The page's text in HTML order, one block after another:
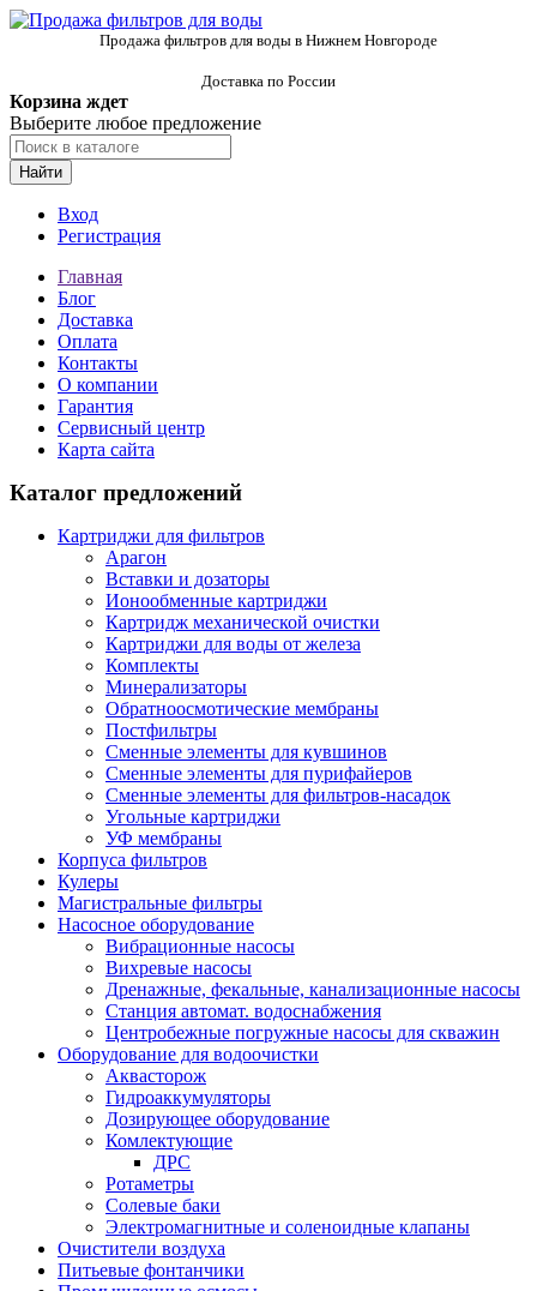
Продажа фильтров для воды в Нижнем Новгороде
Доставка по России
Корзина ждет
Выберите любое предложение
Найти
Вход
Регистрация
Главная
Блог
Доставка
Оплата
Контакты
О компании
Гарантия
Сервисный центр
Карта сайта
Каталог предложений
Картриджи для фильтров
Арагон
Вставки и дозаторы
Ионообменные картриджи
Картридж механической очистки
Картриджи для воды от железа
Комплекты
Минерализаторы
Обратноосмотические мембраны
Постфильтры
Сменные элементы для кувшинов
Сменные элементы для пурифайеров
Сменные элементы для фильтров-насадок
Угольные картриджи
УФ мембраны
Корпуса фильтров
Кулеры
Магистральные фильтры
Насосное оборудование
Вибрационные насосы
Вихревые насосы
Дренажные, фекальные, канализационные насосы
Станция автомат. водоснабжения
Центробежные погружные насосы для скважин
Оборудование для водоочистки
Аквасторож
Гидроаккумуляторы
Дозирующее оборудование
Комлектующие
ДРС
Ротаметры
Солевые баки
Электромагнитные и соленоидные клапаны
Очистители воздуха
Питьевые фонтанчики